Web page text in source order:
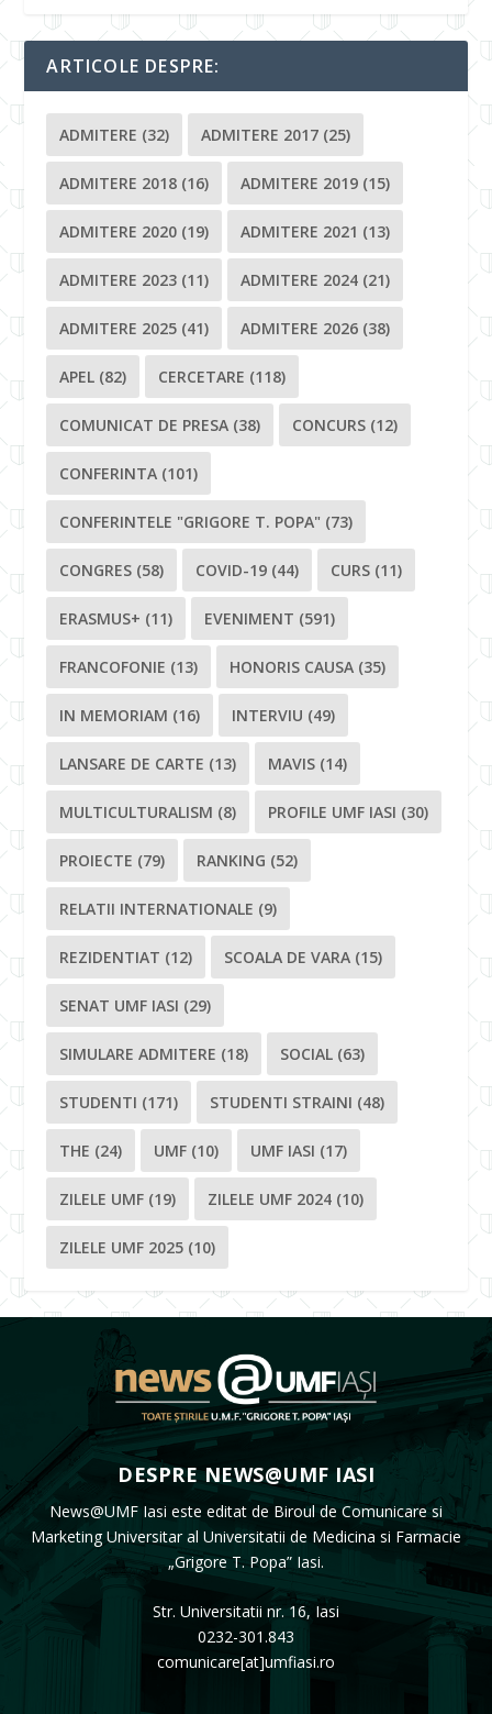
ARTICOLE DESPRE:
ADMITERE (32) ADMITERE 2017 (25)
ADMITERE 2018 (16) ADMITERE 2019 (15)
ADMITERE 2020 (19) ADMITERE 2021 (13)
ADMITERE 2023 (11) ADMITERE 2024 (21)
ADMITERE 2025 (41) ADMITERE 2026 (38)
APEL (82) CERCETARE (118)
COMUNICAT DE PRESA (38) CONCURS (12)
CONFERINTA (101)
CONFERINTELE "GRIGORE T. POPA" (73)
CONGRES (58) COVID-19 (44) CURS (11)
ERASMUS+ (11) EVENIMENT (591)
FRANCOFONIE (13) HONORIS CAUSA (35)
IN MEMORIAM (16) INTERVIU (49)
LANSARE DE CARTE (13) MAVIS (14)
MULTICULTURALISM (8) PROFILE UMF IASI (30)
PROIECTE (79) RANKING (52)
RELATII INTERNATIONALE (9)
REZIDENTIAT (12) SCOALA DE VARA (15)
SENAT UMF IASI (29)
SIMULARE ADMITERE (18) SOCIAL (63)
STUDENTI (171) STUDENTI STRAINI (48)
THE (24) UMF (10) UMF IASI (17)
ZILELE UMF (19) ZILELE UMF 2024 (10)
ZILELE UMF 2025 (10)
DESPRE NEWS@UMF IASI
News@UMF Iasi este editat de Biroul de Comunicare si
Marketing Universitar al Universitatii de Medicina si Farmacie
„Grigore T. Popa” Iasi.
Str. Universitatii nr. 16, Iasi
0232-301.843
comunicare[at]umfiasi.ro